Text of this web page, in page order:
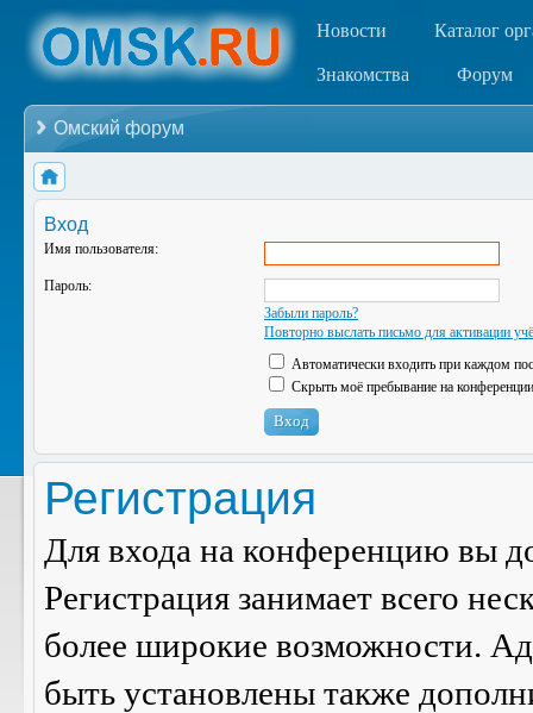
Новости Каталог
Знакомства Форум
Омский форум
Вход
Имя пользователя:
Пароль:
Забыли пароль?
Повторно выслать письмо для активации
Автоматически входить при каждом
Скрыть моё пребывание на
Регистрация
Для входа на конференцию вы
Регистрация занимает всего
более широкие возможности.
быть установлены также